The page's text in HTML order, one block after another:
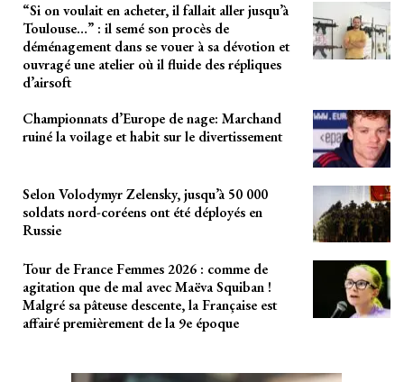
“Si on voulait en acheter, il fallait aller jusqu’à
Toulouse…” : il semé son procès de
déménagement dans se vouer à sa dévotion et
ouvragé une atelier où il fluide des répliques
d’airsoft
Championnats d’Europe de nage: Marchand
ruiné la voilage et habit sur le divertissement
Selon Volodymyr Zelensky, jusqu’à 50 000
soldats nord-coréens ont été déployés en
Russie
Tour de France Femmes 2026 : comme de
agitation que de mal avec Maëva Squiban !
Malgré sa pâteuse descente, la Française est
affairé premièrement de la 9e époque